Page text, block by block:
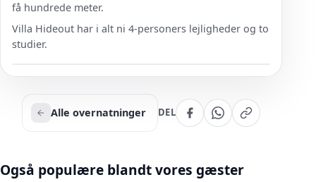
få hundrede meter.
Villa Hideout har i alt ni 4-personers lejligheder og to
studier.
Alle overnatninger DEL
Også populære blandt vores gæster